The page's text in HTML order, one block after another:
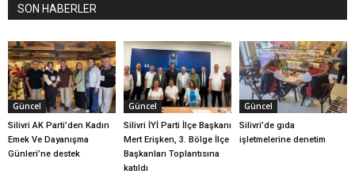
SON HABERLER
Güncel
Silivri AK Parti’den Kadın
Emek Ve Dayanışma
Günleri’ne destek
Güncel
Silivri İYİ Parti İlçe Başkanı
Mert Erişken, 3. Bölge İlçe
Başkanları Toplantısına
katıldı
Güncel
Silivri’de gıda
işletmelerine denetim